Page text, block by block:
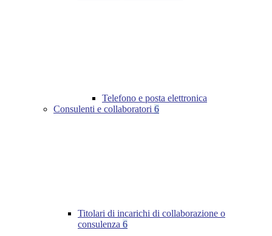
Telefono e posta elettronica
Consulenti e collaboratori 6
Titolari di incarichi di collaborazione o
consulenza 6